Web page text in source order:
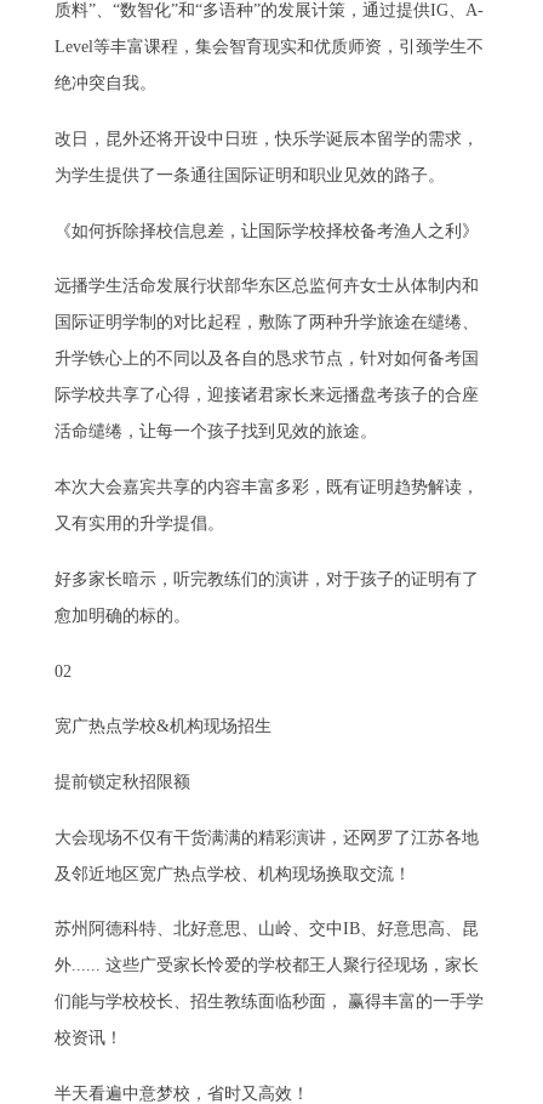
质料”、“数智化”和“多语种”的发展计策，通过提供IG、A-
Level等丰富课程，集会智育现实和优质师资，引颈学生不
绝冲突自我。
改日，昆外还将开设中日班，快乐学诞辰本留学的需求，
为学生提供了一条通往国际证明和职业见效的路子。
《如何拆除择校信息差，让国际学校择校备考渔人之利》
远播学生活命发展行状部华东区总监何卉女士从体制内和
国际证明学制的对比起程，敷陈了两种升学旅途在缱绻、
升学铁心上的不同以及各自的恳求节点，针对如何备考国
际学校共享了心得，迎接诸君家长来远播盘考孩子的合座
活命缱绻，让每一个孩子找到见效的旅途。
本次大会嘉宾共享的内容丰富多彩，既有证明趋势解读，
又有实用的升学提倡。
好多家长暗示，听完教练们的演讲，对于孩子的证明有了
愈加明确的标的。
02
宽广热点学校&机构现场招生
提前锁定秋招限额
大会现场不仅有干货满满的精彩演讲，还网罗了江苏各地
及邻近地区宽广热点学校、机构现场换取交流！
苏州阿德科特、北好意思、山岭、交中IB、好意思高、昆
外...... 这些广受家长怜爱的学校都王人聚行径现场，家长
们能与学校校长、招生教练面临秒面， 赢得丰富的一手学
校资讯！
半天看遍中意梦校，省时又高效！